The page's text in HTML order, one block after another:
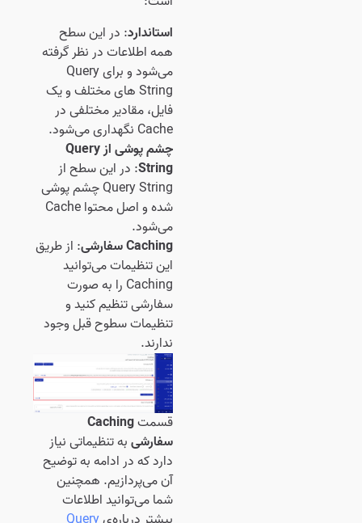
استاندارد: در این سطح
همه اطلاعات در نظر گرفته
می‌شود و برای Query
String های مختلف و یک
فایل، مقادیر مختلفی در
Cache نگهداری می‌شود.
چشم پوشی از Query
String: در این سطح از
Query String چشم پوشی
شده و اصل محتوا Cache
می‌شود.
Caching سفارشی
: از طریق
این تنظیمات می‌توانید
Caching را به صورت
سفارشی تنظیم کنید و
تنظیمات سطوح قبل وجود
ندارند.
قسمتCaching
سفارشیبه تنظیماتی نیاز
دارد که در ادامه به توضیح
آن می‌پردازیم. همچنین
شما می‌توانید اطلاعات